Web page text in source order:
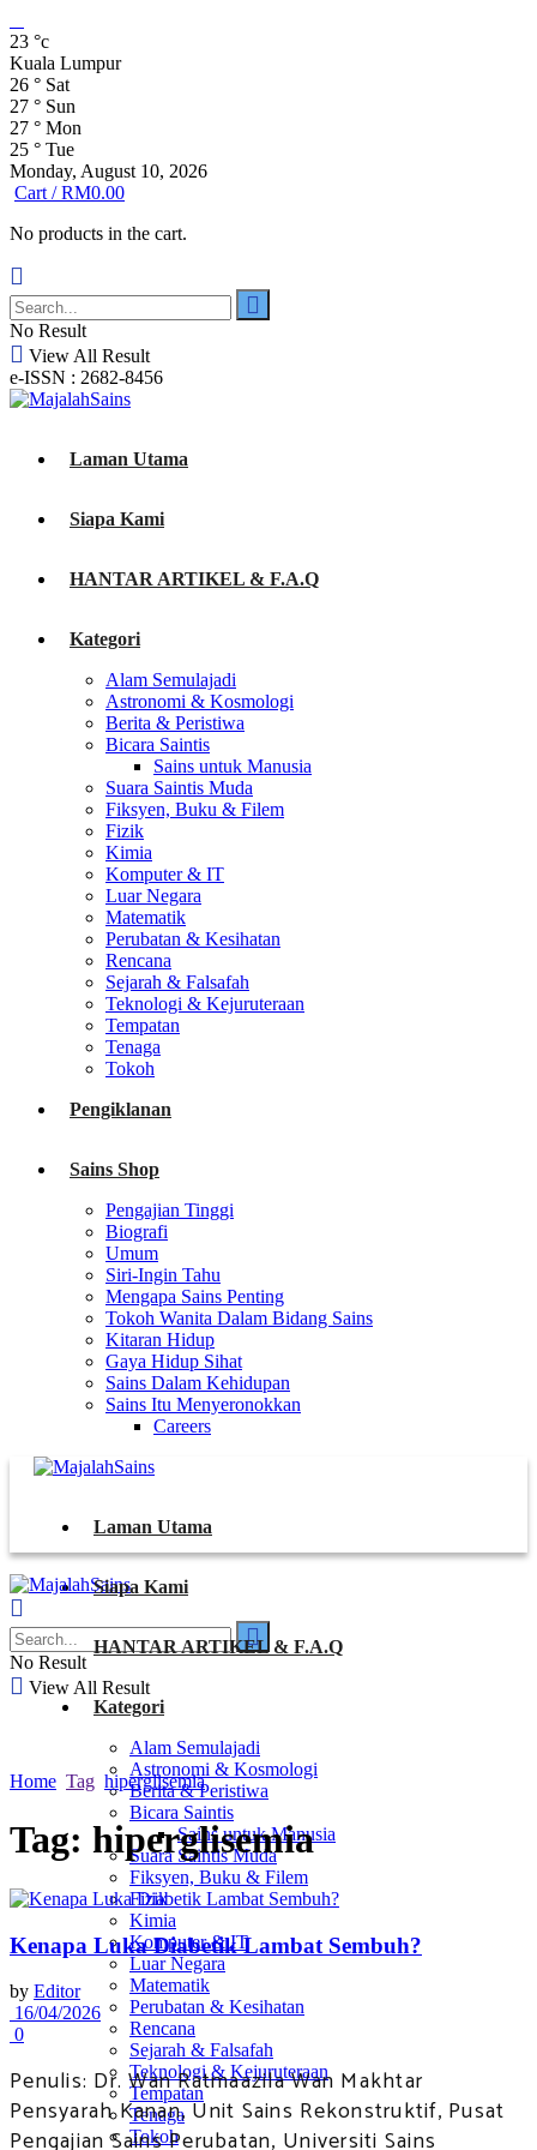
23 °c
Kuala Lumpur
26 ° Sat
27 ° Sun
27 ° Mon
25 ° Tue
Monday, August 10, 2026
Cart /RM0.00
No products in the cart.
No Result
View All Result
e-ISSN : 2682-8456
Laman Utama
Siapa Kami
HANTAR ARTIKEL & F.A.Q
Kategori
Alam Semulajadi
Astronomi & Kosmologi
Berita & Peristiwa
Bicara Saintis
Sains untuk Manusia
Suara Saintis Muda
Fiksyen, Buku & Filem
Fizik
Kimia
Komputer & IT
Luar Negara
Matematik
Perubatan & Kesihatan
Rencana
Sejarah & Falsafah
Teknologi & Kejuruteraan
Tempatan
Tenaga
Tokoh
Pengiklanan
Sains Shop
Pengajian Tinggi
Biografi
Umum
Siri-Ingin Tahu
Mengapa Sains Penting
Tokoh Wanita Dalam Bidang Sains
Kitaran Hidup
Gaya Hidup Sihat
Sains Dalam Kehidupan
Sains Itu Menyeronokkan
Careers
Laman Utama
Siapa Kami
HANTAR ARTIKEL & F.A.Q
Kategori
Alam Semulajadi
Astronomi & Kosmologi
Berita & Peristiwa
Bicara Saintis
Sains untuk Manusia
Suara Saintis Muda
Fiksyen, Buku & Filem
Fizik
Kimia
Komputer & IT
Luar Negara
Matematik
Perubatan & Kesihatan
Rencana
Sejarah & Falsafah
Teknologi & Kejuruteraan
Tempatan
Tenaga
Tokoh
No Result
View All Result
Home Tag hiperglisemia
Tag: hiperglisemia
Kenapa Luka Diabetik Lambat Sembuh?
by Editor
16/04/2026
0
Penulis: Dr. Wan Ratmaazila Wan Makhtar
Pensyarah Kanan, Unit Sains Rekonstruktif, Pusat
Pengajian Sains Perubatan, Universiti Sains